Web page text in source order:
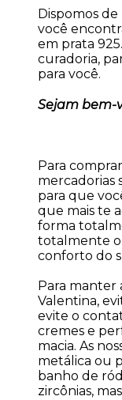
Dispomos
você
em prata
curadoria,
para você.
Sejam bem-
Para
mercadorias
para que
que mais te
forma
totalmente
conforto do
Para manter
Valentina,
evite o
cremes e
macia. As
metálica ou
banho de
zircônias,